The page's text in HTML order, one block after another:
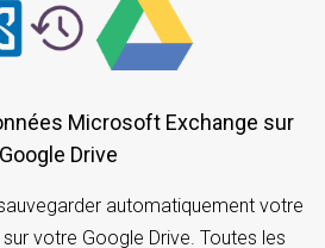
Google Drive
automatiquement votre
votre Google Drive. Toutes les